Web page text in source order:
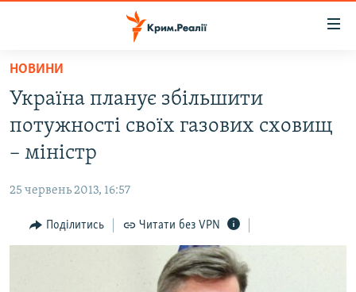
Перейти
основного
матеріалу
Перейти
основної
навігації
Перейти
до
ВОДА.КРИМ
ВІДЕО ТА ФОТО
БЛОГИ
ПОГЛЯД
НОВИНИ
Україна планує збільшити
потужності своїх газових сховищ
– міністр
25 червень 2013, 16:57
Поділитись Читати без VPN